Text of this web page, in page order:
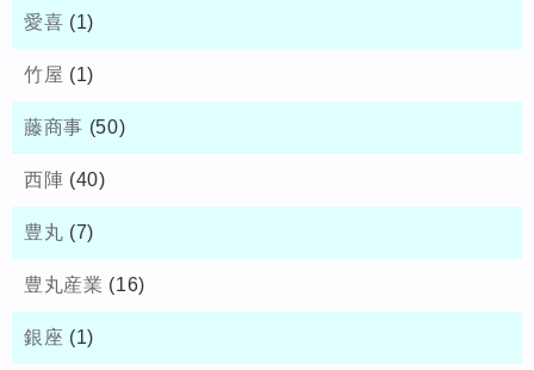
愛喜 (1)
竹屋 (1)
藤商事 (50)
西陣 (40)
豊丸 (7)
豊丸産業 (16)
銀座 (1)